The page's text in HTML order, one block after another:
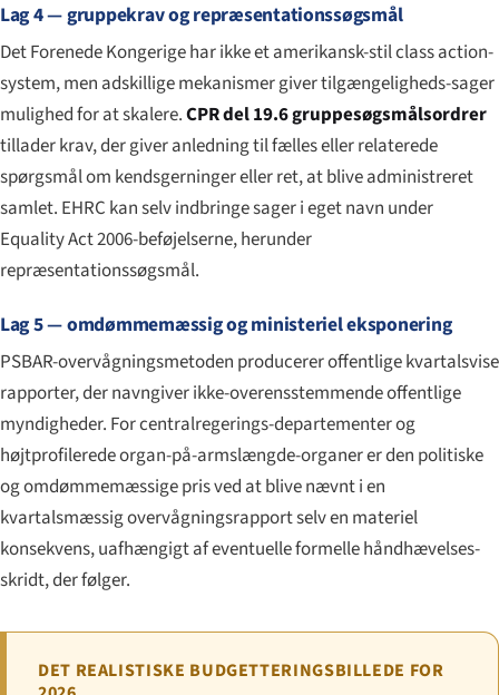
Lag 4 — gruppekrav og repræsentationssøgsmål
Det Forenede Kongerige har ikke et amerikansk-stil class action-
system, men adskillige mekanismer giver tilgængeligheds-sager
mulighed for at skalere.CPR del 19.6 gruppesøgsmålsordrer
tillader krav, der giver anledning til fælles eller relaterede
spørgsmål om kendsgerninger eller ret, at blive administreret
samlet. EHRC kan selv indbringe sager i eget navn under
Equality Act 2006-beføjelserne, herunder
repræsentationssøgsmål.
Lag 5 — omdømmemæssig og ministeriel eksponering
PSBAR-overvågningsmetoden producerer offentlige kvartalsvise
rapporter, der navngiver ikke-overensstemmende offentlige
myndigheder. For centralregerings-departementer og
højtprofilerede organ-på-armslængde-organer er den politiske
og omdømmemæssige pris ved at blive nævnt i en
kvartalsmæssig overvågningsrapport selv en materiel
konsekvens, uafhængigt af eventuelle formelle håndhævelses-
skridt, der følger.
DET REALISTISKE BUDGETTERINGSBILLEDE FOR